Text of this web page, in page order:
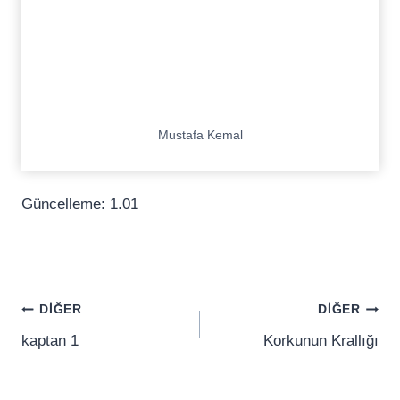
Mustafa Kemal
Güncelleme: 1.01
Yazı
gezinmesi
DIĞER
kaptan 1
DIĞER
Korkunun Krallığı